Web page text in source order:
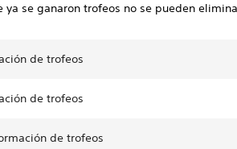
ya se ganaron trofeos no se pueden
de trofeos
de trofeos
de trofeos